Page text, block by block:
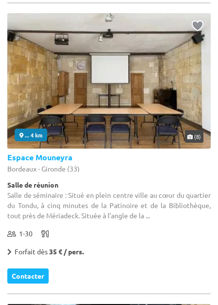
... 4 km (8)
Espace Mouneyra
Bordeaux - Gironde (33)
Salle de réunion
Salle de séminaire : Situé en plein centre ville au cœur du quartier
du Tondu, à cinq minutes de la Patinoire et de la Bibliothèque,
tout près de Mériadeck. Située à l’angle de la ...
1-30
Forfait dès35 € / pers.
Contacter